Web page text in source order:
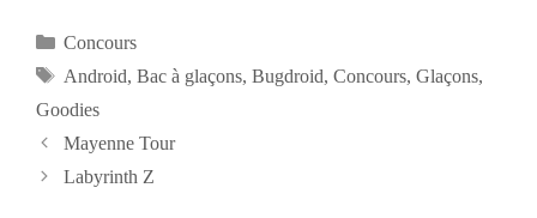
Catégories
Concours
Étiquettes
Android, Bac à glaçons, Bugdroid, Concours, Glaçons,
Goodies
Navigation
des
Mayenne Tour
Labyrinth Z